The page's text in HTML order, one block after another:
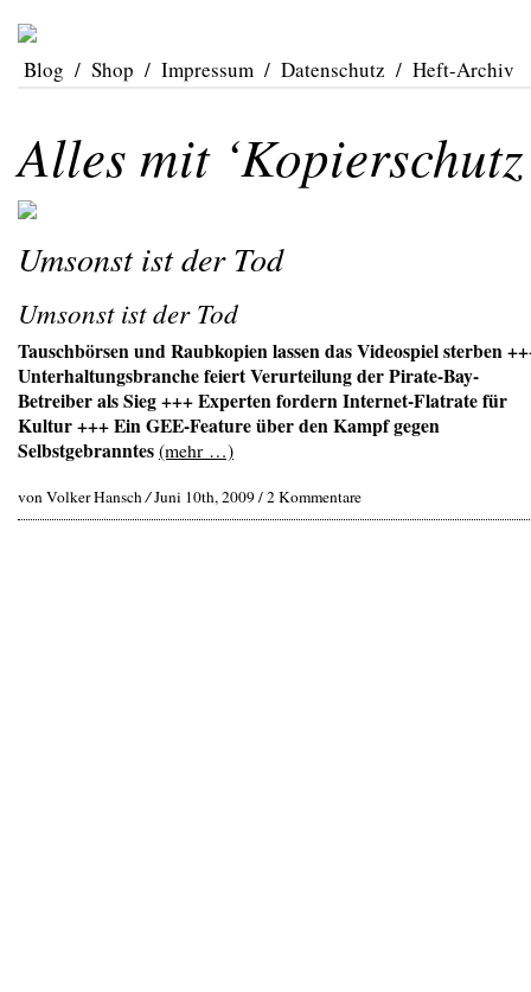
Blog / Shop / Impressum / Datenschutz / Heft-Archiv
Alles mit
Umsonst ist der Tod
Umsonst ist der Tod
Tauschbörsen und Raubkopien lassen das Videospiel sterben
Unterhaltungsbranche feiert Verurteilung der Pirate-Bay-
Betreiber als Sieg +++ Experten fordern Internet-Flatrate für
Kultur +++ Ein GEE-Feature über den Kampf gegen
Selbstgebranntes(mehr …)
von Volker Hansch/Juni 10th, 2009 /2 Kommentare